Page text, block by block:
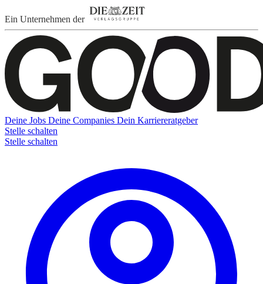
Ein Unternehmen der
Deine Jobs Deine Companies Dein Karriereratgeber
Stelle schalten
Stelle schalten